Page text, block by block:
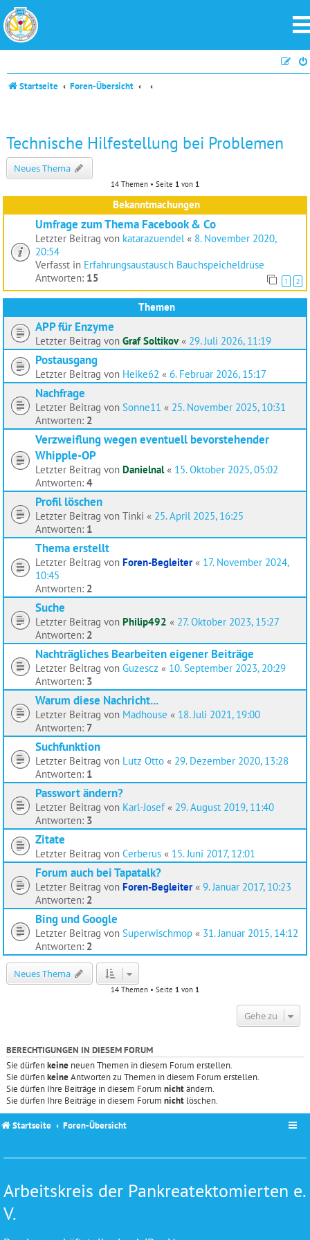
Startseite Foren-Übersicht
Technische Hilfestellung bei Problemen
Neues Thema
14 Themen • Seite 1 von 1
Bekanntmachungen
Umfrage zum Thema Facebook & Co
Letzter Beitrag von katarazuendel « 8. November 2020,
20:54
Verfasst in Erfahrungsaustausch Bauchspeicheldrüse
Antworten: 15 1 2
Themen
APP für Enzyme
Letzter Beitrag von Graf Soltikov« 29. Juli 2026, 11:19
Postausgang
Letzter Beitrag von Heike62 « 6. Februar 2026, 15:17
Nachfrage
Letzter Beitrag von Sonne11 « 25. November 2025, 10:31
Antworten: 2
Verzweiflung wegen eventuell bevorstehender
Whipple-OP
Letzter Beitrag von Danielnal« 15. Oktober 2025, 05:02
Antworten: 4
Profil löschen
Letzter Beitrag von Tinki « 25. April 2025, 16:25
Antworten: 1
Thema erstellt
Letzter Beitrag von Foren-Begleiter« 17. November 2024,
10:45
Antworten: 2
Suche
Letzter Beitrag von Philip492 « 27. Oktober 2023, 15:27
Antworten: 2
Nachträgliches Bearbeiten eigener Beiträge
Letzter Beitrag von Guzescz « 10. September 2023, 20:29
Antworten: 3
Warum diese Nachricht...
Letzter Beitrag von Madhouse « 18. Juli 2021, 19:00
Antworten: 7
Suchfunktion
Letzter Beitrag von Lutz Otto « 29. Dezember 2020, 13:28
Antworten: 1
Passwort ändern?
Letzter Beitrag von Karl-Josef« 29. August 2019, 11:40
Antworten: 3
Zitate
Letzter Beitrag von Cerberus « 15. Juni 2017, 12:01
Forum auch bei Tapatalk?
Letzter Beitrag von Foren-Begleiter« 9. Januar 2017, 10:23
Antworten: 2
Bing und Google
Letzter Beitrag von Superwischmop « 31. Januar 2015, 14:12
Antworten: 2
Neues Thema
14 Themen • Seite 1 von 1
Gehe zu
BERECHTIGUNGEN IN DIESEM FORUM
Sie dürfenkeine neuen Themen in diesem Forum erstellen.
Sie dürfenkeineAntworten zu Themen in diesem Forum erstellen.
Sie dürfen Ihre Beiträge in diesem Forum nichtändern.
Sie dürfen Ihre Beiträge in diesem Forum nicht löschen.
Startseite Foren-Übersicht
Arbeitskreis der Pankreatektomierten e.
V.